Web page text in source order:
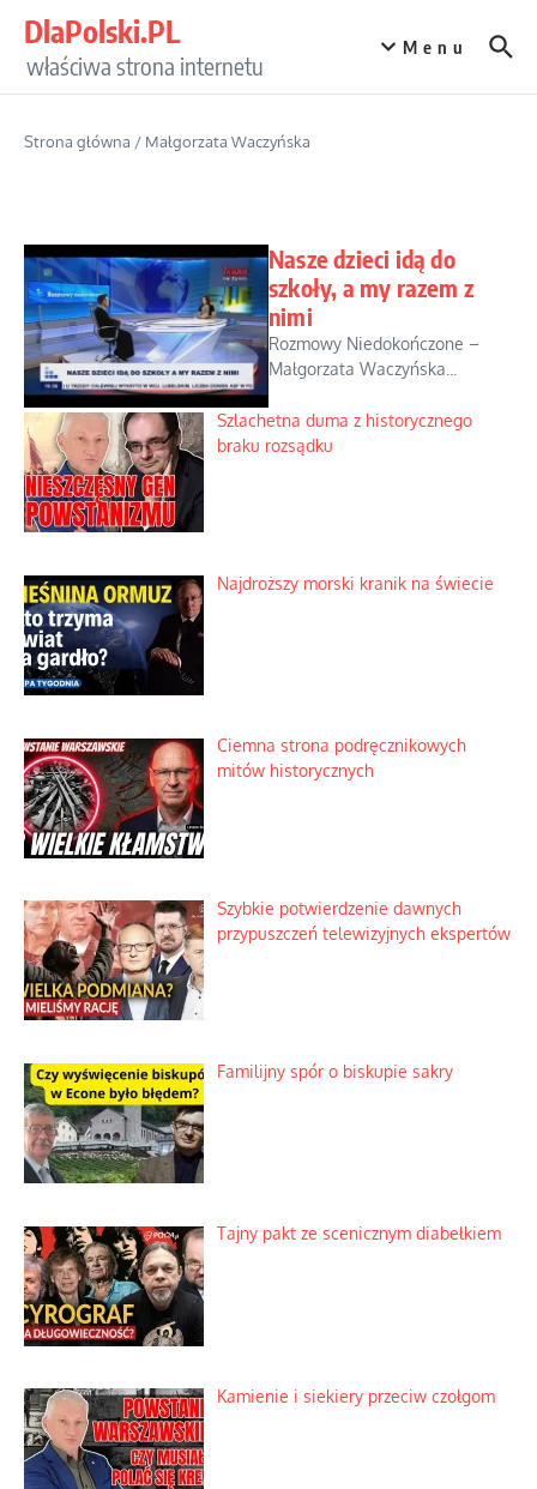
DlaPolski.PL
właściwa strona internetu
Menu
Strona główna / Małgorzata Waczyńska
Nasze dzieci idą do
szkoły, a my razem z
nimi
Rozmowy Niedokończone –
Małgorzata Waczyńska...
Szlachetna duma z historycznego
braku rozsądku
Najdroższy morski kranik na świecie
Ciemna strona podręcznikowych
mitów historycznych
Szybkie potwierdzenie dawnych
przypuszczeń telewizyjnych ekspertów
Familijny spór o biskupie sakry
Tajny pakt ze scenicznym diabełkiem
Kamienie i siekiery przeciw czołgom